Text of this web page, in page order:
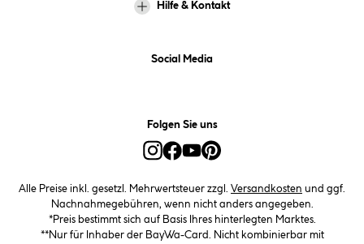
Hilfe & Kontakt
Social Media
Folgen Sie uns
Alle Preise inkl. gesetzl. Mehrwertsteuer zzgl. Versandkosten und ggf.
Nachnahmegebühren, wenn nicht anders angegeben.
*Preis bestimmt sich auf Basis Ihres hinterlegten Marktes.
**Nur für Inhaber der BayWa-Card. Nicht kombinierbar mit